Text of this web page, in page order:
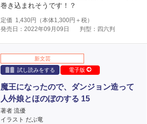
巻き込まれそうです！？
定価 1,430円（本体1,300円＋税）
発売日：2022年09月09日
判型：四六判
新文芸
試し読みをする
電子版
魔王になったので、ダンジョン造って
人外娘とほのぼのする 15
著者 流優
イラスト だぶ竜